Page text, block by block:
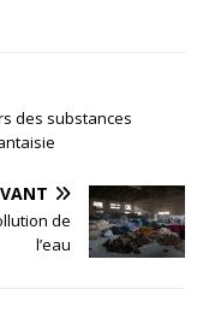
des substances
de
l’eau